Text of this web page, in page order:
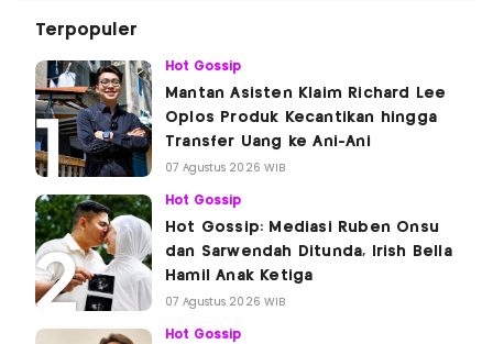
Terpopuler
Hot Gossip
Mantan Asisten Klaim Richard Lee
Oplos Produk Kecantikan hingga
Transfer Uang ke Ani-Ani
07 Agustus 2026 WIB
Hot Gossip
Hot Gossip: Mediasi Ruben Onsu
dan Sarwendah Ditunda, Irish Bella
Hamil Anak Ketiga
07 Agustus 2026 WIB
Hot Gossip